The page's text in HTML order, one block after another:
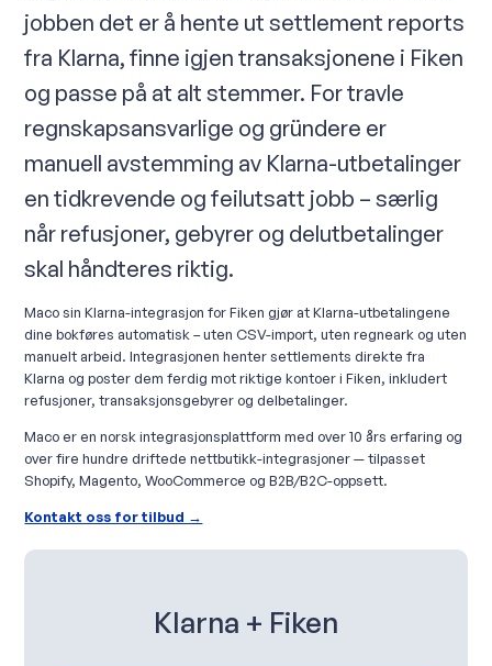
jobben det er å hente ut settlement reports
fra Klarna, finne igjen transaksjonene i Fiken
og passe på at alt stemmer. For travle
regnskapsansvarlige og gründere er
manuell avstemming av Klarna-utbetalinger
en tidkrevende og feilutsatt jobb – særlig
når refusjoner, gebyrer og delutbetalinger
skal håndteres riktig.
Maco sin Klarna-integrasjon for Fiken gjør at Klarna-utbetalingene
dine bokføres automatisk – uten CSV-import, uten regneark og uten
manuelt arbeid. Integrasjonen henter settlements direkte fra
Klarna og poster dem ferdig mot riktige kontoer i Fiken, inkludert
refusjoner, transaksjonsgebyrer og delbetalinger.
Maco er en norsk integrasjonsplattform med over 10 års erfaring og
over fire hundre driftede nettbutikk-integrasjoner — tilpasset
Shopify, Magento, WooCommerce og B2B/B2C-oppsett.
Kontakt oss for tilbud →
Klarna + Fiken